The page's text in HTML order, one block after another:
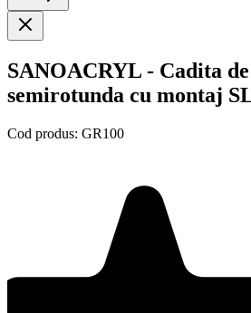
SANOACRYL - Cadita
semirotunda cu montaj
Cod produs: GR100